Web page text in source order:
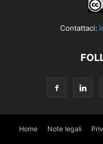
Contattaci:
Home Note legali